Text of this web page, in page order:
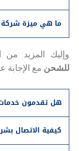
ما هي ميزة
وإليك المزيد من
للشحن مع الإجابة
هل تقدمون
كيفية الاتصال